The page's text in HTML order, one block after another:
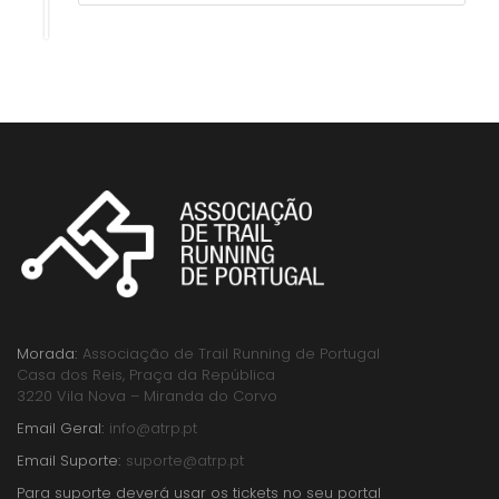
Morada: Associação de Trail Running de Portugal
Casa dos Reis, Praça da República
3220 Vila Nova – Miranda do Corvo
Email Geral: info@atrp.pt
Email Suporte: suporte@atrp.pt
Para suporte deverá usar os tickets no seu portal